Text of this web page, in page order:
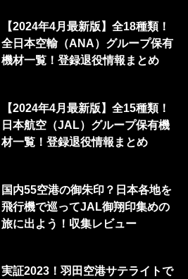
【2024年4月最新版】全18種類！
全日本空輸（ANA）グループ保有
機材一覧！登録退役情報まとめ
【2024年4月最新版】全15種類！
日本航空（JAL）グループ保有機
材一覧！登録退役情報まとめ
国内55空港の御朱印？日本各地を
飛行機で巡ってJAL御翔印集めの
旅に出よう！収集レビュー
実証2023！羽田空港サテライトで